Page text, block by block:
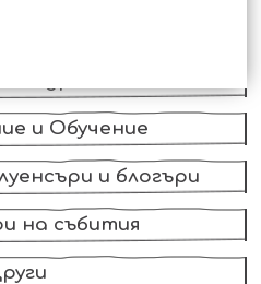
и Обучение
и блогъри
на събития